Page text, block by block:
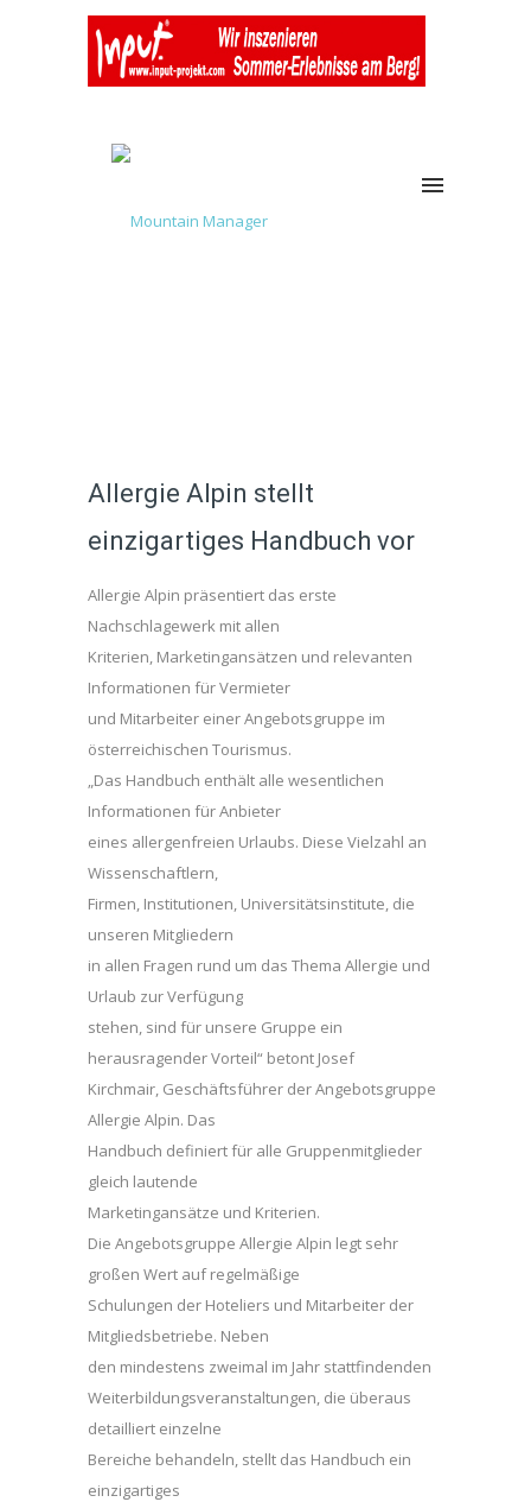
Allergie Alpin stellt
einzigartiges Handbuch vor
Allergie Alpin präsentiert das erste
Nachschlagewerk mit allen
Kriterien, Marketingansätzen und relevanten
Informationen für Vermieter
und Mitarbeiter einer Angebotsgruppe im
österreichischen Tourismus.
„Das Handbuch enthält alle wesentlichen
Informationen für Anbieter
eines allergenfreien Urlaubs. Diese Vielzahl an
Wissenschaftlern,
Firmen, Institutionen, Universitätsinstitute, die
unseren Mitgliedern
in allen Fragen rund um das Thema Allergie und
Urlaub zur Verfügung
stehen, sind für unsere Gruppe ein
herausragender Vorteil“ betont Josef
Kirchmair, Geschäftsführer der Angebotsgruppe
Allergie Alpin. Das
Handbuch definiert für alle Gruppenmitglieder
gleich lautende
Marketingansätze und Kriterien.
Die Angebotsgruppe Allergie Alpin legt sehr
großen Wert auf regelmäßige
Schulungen der Hoteliers und Mitarbeiter der
Mitgliedsbetriebe. Neben
den mindestens zweimal im Jahr stattfindenden
Weiterbildungsveranstaltungen, die überaus
detailliert einzelne
Bereiche behandeln, stellt das Handbuch ein
einzigartiges